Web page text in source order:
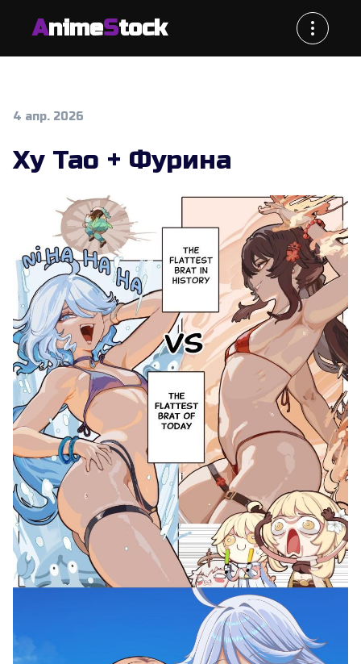
AnimeStock
4 апр. 2026
Ху Тао + Фурина